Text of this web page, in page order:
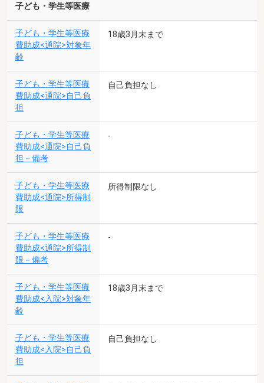
子ども・学生等医療
子ども・学生等医療
費助成<通院>対象年
齢
18歳3月末まで
子ども・学生等医療
費助成<通院>自己負
担
自己負担なし
子ども・学生等医療
費助成<通院>自己負
担－備考
-
子ども・学生等医療
費助成<通院>所得制
限
所得制限なし
子ども・学生等医療
費助成<通院>所得制
限－備考
-
子ども・学生等医療
費助成<入院>対象年
齢
18歳3月末まで
子ども・学生等医療
費助成<入院>自己負
担
自己負担なし